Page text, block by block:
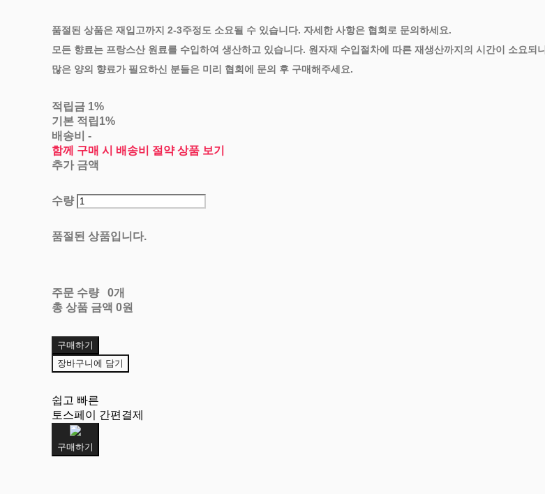
품절된 상품은 재입고까지 2-3주정도 소요될 수 있습니다. 자세한 사항은 협회로 문의하세요.
모든 향료는 프랑스산 원료를 수입하여 생산하고 있습니다. 원자재 수입절차에 따른 재생산까지의 시간이 소요되니
많은 양의 향료가 필요하신 분들은 미리 협회에 문의 후 구매해주세요.
적립금 1%
기본 적립 1%
배송비-
함께 구매 시 배송비 절약 상품 보기
추가 금액
수량
품절된 상품입니다.
주문 수량
0개
총 상품 금액 0원
구매하기
장바구니에 담기
쉽고 빠른
토스페이 간편결제
구매하기